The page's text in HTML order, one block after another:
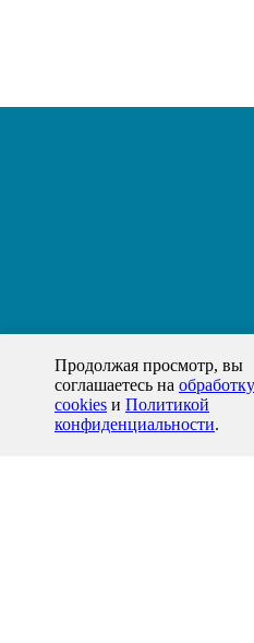
Продолжая просмотр, вы
соглашаетесь на
cookies и Политикой
конфиденциальности.